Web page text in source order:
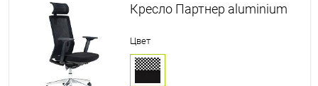
Кресло Партнер aluminium
Цвет